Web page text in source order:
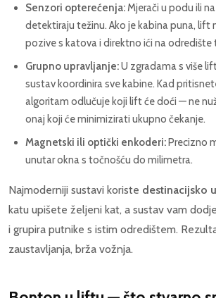
Senzori opterećenja: Mjerači u podu ili
detektiraju težinu. Ako je kabina puna, lift
pozive s katova i direktno ići na odredište
Grupno upravljanje:U zgradama s više
sustav koordinira sve kabine. Kad
algoritam odlučuje koji lift će doći — ne
onaj koji će minimizirati ukupno čekanje.
Magnetski ili optički enkoderi:Precizno
unutar okna s točnošću do milimetra.
Najmoderniji sustavi koriste destinacijsko
katu upišete željeni kat, a sustav vam
i grupira putnike s istim odredištem.
zaustavljanja, brža vožnja.